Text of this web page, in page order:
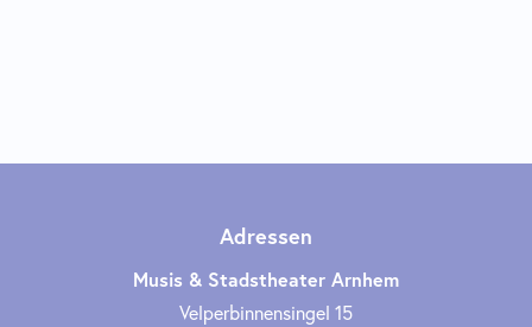
Adressen
Musis & Stadstheater Arnhem
Velperbinnensingel 15